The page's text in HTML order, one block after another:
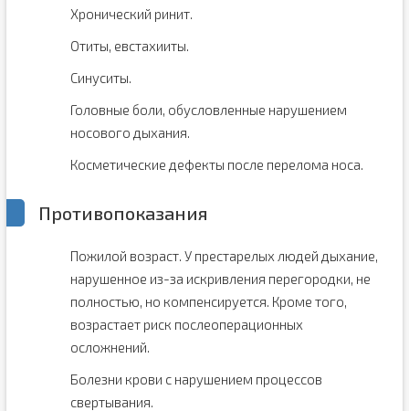
Хронический ринит.
Отиты, евстахииты.
Синуситы.
Головные боли, обусловленные нарушением
носового дыхания.
Косметические дефекты после перелома носа.
Противопоказания
Пожилой возраст. У престарелых людей дыхание,
нарушенное из-за искривления перегородки, не
полностью, но компенсируется. Кроме того,
возрастает риск послеоперационных
осложнений.
Болезни крови с нарушением процессов
свертывания.